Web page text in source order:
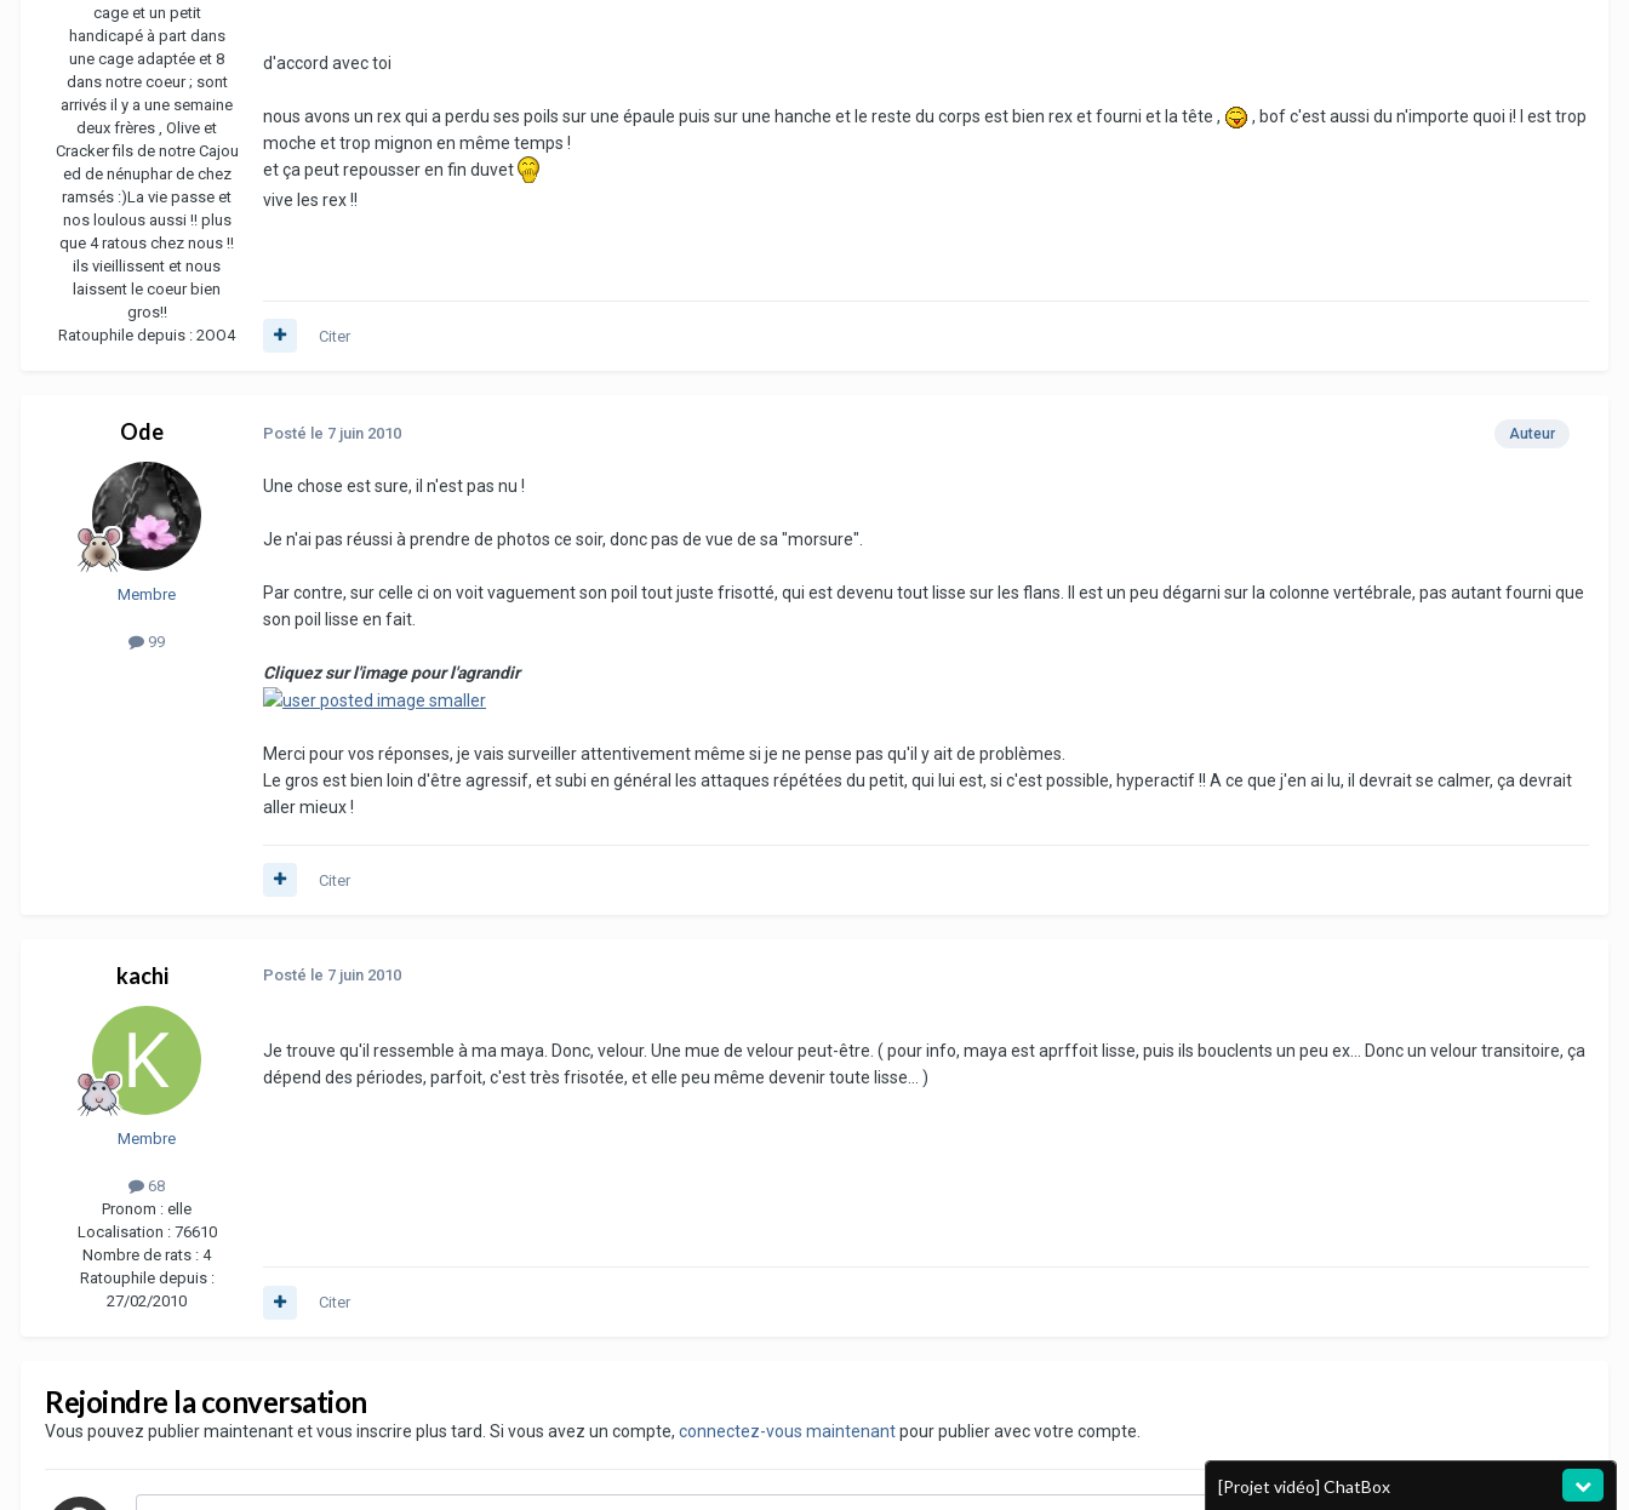
cage et un petit
handicapé à part dans
une cage adaptée et 8
dans notre coeur ; sont
arrivés il y a une semaine
deux frères , Olive et
Cracker fils de notre Cajou
ed de nénuphar de chez
ramsés :)La vie passe et
nos loulous aussi !! plus
que 4 ratous chez nous !!
ils vieillissent et nous
laissent le coeur bien
gros!!
Ratouphile depuis : 2OO4
d'accord avec toi
nous avons un rex qui a perdu ses poils sur une épaule puis sur une hanche et le reste du corps est bien rex et fourni et la tête ,
, bof c'est aussi du n'importe quoi i! l est trop
moche et trop mignon en même temps !
et ça peut repousser en fin duvet
vive les rex !!
Citer
Ode
Membre
99
Auteur
Posté le 7 juin 2010
Une chose est sure, il n'est pas nu !
Je n'ai pas réussi à prendre de photos ce soir, donc pas de vue de sa "morsure".
Par contre, sur celle ci on voit vaguement son poil tout juste frisotté, qui est devenu tout lisse sur les flans. Il est un peu dégarni sur la colonne vertébrale, pas autant fourni que
son poil lisse en fait.
Cliquez sur l'image pour l'agrandir
Merci pour vos réponses, je vais surveiller attentivement même si je ne pense pas qu'il y ait de problèmes.
Le gros est bien loin d'être agressif, et subi en général les attaques répétées du petit, qui lui est, si c'est possible, hyperactif !! A ce que j'en ai lu, il devrait se calmer, ça devrait
aller mieux !
Citer
kachi
Membre
68
Pronom : elle
Localisation : 76610
Nombre de rats : 4
Ratouphile depuis :
27/02/2010
Posté le 7 juin 2010
Je trouve qu'il ressemble à ma maya. Donc, velour. Une mue de velour peut-être. ( pour info, maya est aprffoit lisse, puis ils bouclents un peu ex... Donc un velour transitoire, ça
dépend des périodes, parfoit, c'est très frisotée, et elle peu même devenir toute lisse... )
Citer
Rejoindre la conversation
Vous pouvez publier maintenant et vous inscrire plus tard. Si vous avez un compte, connectez-vous maintenantpour publier avec votre compte.
[Projet vidéo] ChatBox